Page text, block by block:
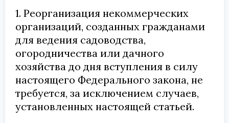
1. Реорганизация некоммерческих
организаций, созданных гражданами
для ведения садоводства,
огородничества или дачного
хозяйства до дня вступления в силу
настоящего Федерального закона, не
требуется, за исключением случаев,
установленных настоящей статьей.